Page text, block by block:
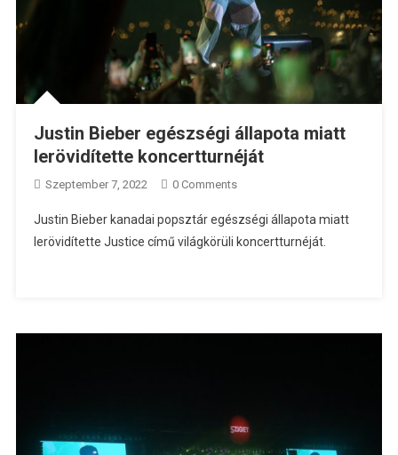
Justin Bieber egészségi állapota miatt
lerövidítette koncertturnéját
Szeptember 7, 2022 0 Comments
Justin Bieber kanadai popsztár egészségi állapota miatt
lerövidítette Justice című világkörüli koncertturnéját.